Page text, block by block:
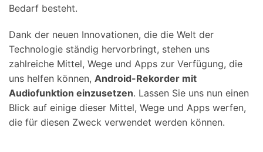
Bedarf besteht.
Dank der neuen Innovationen, die die Welt der
Technologie ständig hervorbringt, stehen uns
zahlreiche Mittel, Wege und Apps zur Verfügung, die
uns helfen können, Android-Rekorder mit
Audiofunktion einzusetzen. Lassen Sie uns nun einen
Blick auf einige dieser Mittel, Wege und Apps werfen,
die für diesen Zweck verwendet werden können.